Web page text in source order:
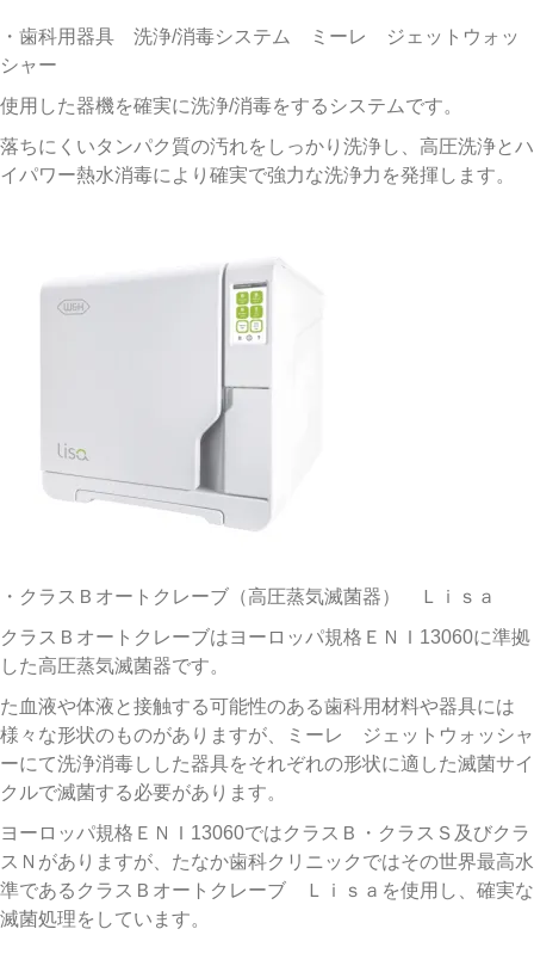
・歯科用器具 洗浄/消毒システム ミーレ ジェットウォッ
シャー
使用した器機を確実に洗浄/消毒をするシステムです。
落ちにくいタンパク質の汚れをしっかり洗浄し、高圧洗浄とハ
イパワー熱水消毒により確実で強力な洗浄力を発揮します。
・クラスＢオートクレーブ（高圧蒸気滅菌器） Ｌｉｓａ
クラスＢオートクレーブはヨーロッパ規格ＥＮＩ13060に準拠
した高圧蒸気滅菌器です。
た血液や体液と接触する可能性のある歯科用材料や器具には
様々な形状のものがありますが、ミーレ ジェットウォッシャ
ーにて洗浄消毒しした器具をそれぞれの形状に適した滅菌サイ
クルで滅菌する必要があります。
ヨーロッパ規格ＥＮＩ13060ではクラスＢ・クラスＳ及びクラ
スＮがありますが、たなか歯科クリニックではその世界最高水
準であるクラスＢオートクレーブ Ｌｉｓａを使用し、確実な
滅菌処理をしています。